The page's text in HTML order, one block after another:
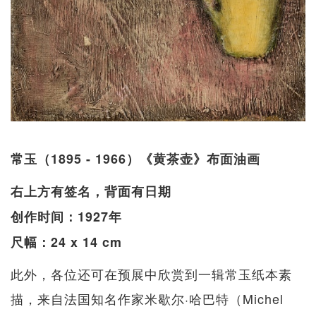
常玉（1895 - 1966）《黄茶壶》布面油画
右上方有签名，背面有日期
创作时间：1927年
尺幅：24 x 14 cm
此外，各位还可在预展中欣赏到一辑常玉纸本素
描，来自法国知名作家米歇尔·哈巴特（Michel